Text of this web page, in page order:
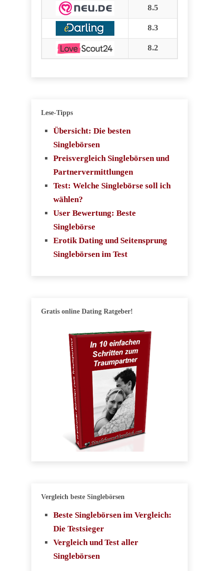
8.5
8.3
8.2
Lese-Tipps
Übersicht: Die besten
Singlebörsen
Preisvergleich Singlebörsen und
Partnervermittlungen
Test: Welche Singlebörse soll ich
wählen?
User Bewertung: Beste
Singlebörse
Erotik Dating und Seitensprung
Singlebörsen im Test
Gratis online Dating Ratgeber!
Vergleich beste Singlebörsen
Beste Singlebörsen im Vergleich:
Die Testsieger
Vergleich und Test aller
Singlebörsen